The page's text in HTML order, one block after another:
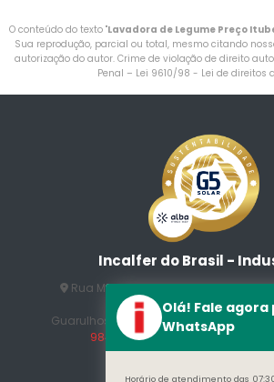
O conteúdo do texto "Lavadora de Legume Preço
Sua reprodução, parcial ou total, mesmo citando
autorização do autor. Crime de violação de direito
Penal – Lei 9610/98 - Lei de direitos
Incalfer do Brasil -
Rua Manuel Jesus Fernandes , 172
Afonso
Guarulhos - SP - CEP: 07215-230
(11)
98409-5498
Olá! Fale agora
WhatsApp
Horário de atendimento das